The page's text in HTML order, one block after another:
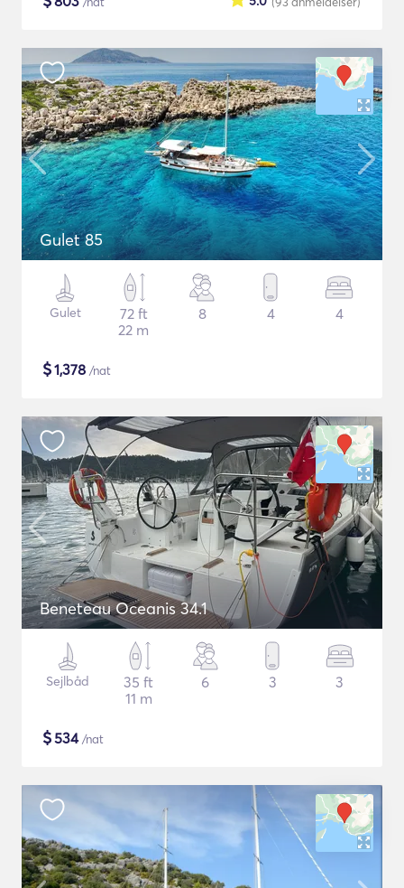
Gulet 85
Gulet
72 ft
22 m
8 4 4
$1,378 /nat
Beneteau Oceanis 34.1
Sejlbåd
35 ft
11 m
6 3 3
$534/nat